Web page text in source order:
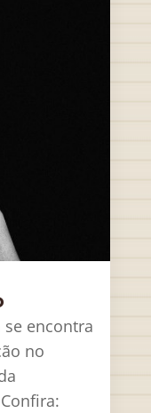
encontra
no